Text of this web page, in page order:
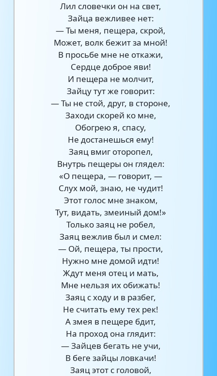
Лил словечки он на свет,
Зайца вежливее нет:
— Ты меня, пещера, скрой,
Может, волк бежит за мной!
В просьбе мне не откажи,
Сердце доброе яви!
И пещера не молчит,
Зайцу тут же говорит:
— Ты не стой, друг, в стороне,
Заходи скорей ко мне,
Обогрею я, спасу,
Не достанешься ему!
Заяц вмиг оторопел,
Внутрь пещеры он глядел:
«О пещера, — говорит, —
Слух мой, знаю, не чудит!
Этот голос мне знаком,
Тут, видать, змеиный дом!»
Только заяц не робел,
Заяц вежлив был и смел:
— Ой, пещера, ты прости,
Нужно мне домой идти!
Ждут меня отец и мать,
Мне нельзя их обижать!
Заяц с ходу и в разбег,
Не считать ему тех рек!
А змея в пещере бдит,
На проход она глядит:
— Зайцев бегать не учи,
В беге зайцы ловкачи!
Заяц этот с головой,